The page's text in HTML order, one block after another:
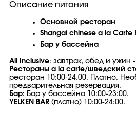
Описание питания
Основной ресторан
Shangai chinese а la Carte
Бар у бассейна
All Inclusive: завтрак, обед и ужин
Рестораны a la carte/шведский
ресторан 10:00-24.00. Платно.
предварительная резервация.
Бар: Бар у бассейна 10:00-23:00.
YELKEN BAR (платно) 10:00-24:00.